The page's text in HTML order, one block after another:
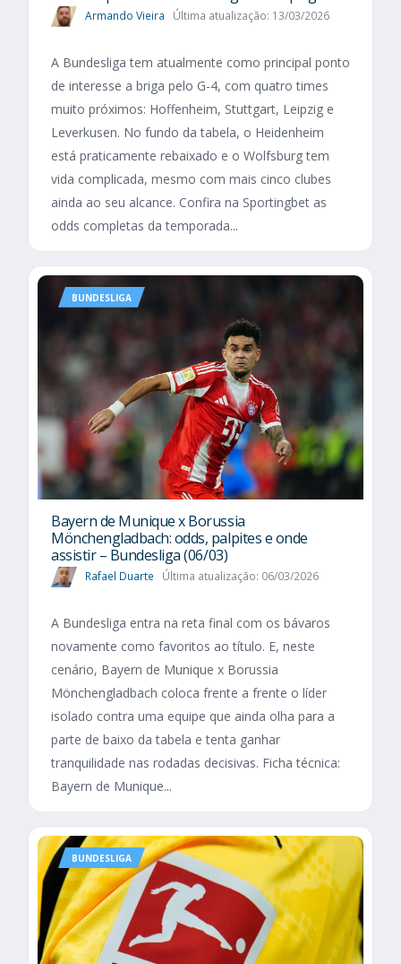
Armando Vieira Última atualização: 13/03/2026
A Bundesliga tem atualmente como principal ponto
de interesse a briga pelo G-4, com quatro times
muito próximos: Hoffenheim, Stuttgart, Leipzig e
Leverkusen. No fundo da tabela, o Heidenheim
está praticamente rebaixado e o Wolfsburg tem
vida complicada, mesmo com mais cinco clubes
ainda ao seu alcance. Confira na Sportingbet as
odds completas da temporada...
BUNDESLIGA
Bayern de Munique x Borussia
Mönchengladbach: odds, palpites e onde
assistir – Bundesliga (06/03)
Rafael Duarte Última atualização: 06/03/2026
A Bundesliga entra na reta final com os bávaros
novamente como favoritos ao título. E, neste
cenário, Bayern de Munique x Borussia
Mönchengladbach coloca frente a frente o líder
isolado contra uma equipe que ainda olha para a
parte de baixo da tabela e tenta ganhar
tranquilidade nas rodadas decisivas. Ficha técnica:
Bayern de Munique...
BUNDESLIGA